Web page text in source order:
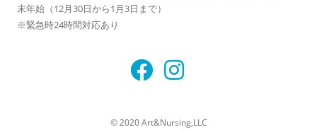
末年始（12月30日から1月3日まで）
※緊急時24時間対応あり
© 2020 Art&Nursing,LLC